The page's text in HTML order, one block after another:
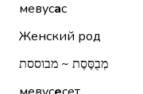
мевусас
Женский род
מְבֻסֶּסֶת ~ מבוססת